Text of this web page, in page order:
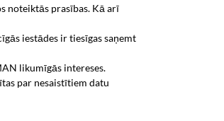
noteiktās prasības. Kā arī
iestādes ir tiesīgas saņemt
likumīgās intereses.
par nesaistītiem datu